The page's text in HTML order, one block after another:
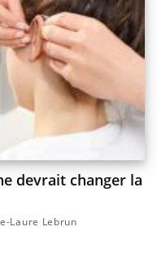
devrait changer la
Laure Lebrun